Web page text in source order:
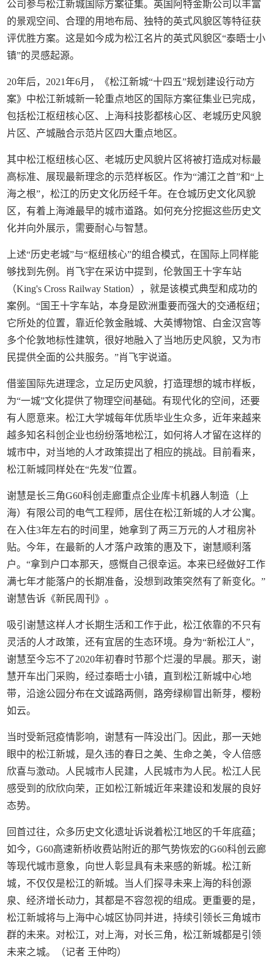
公司参与松江新城国际方案征集。英国阿特金斯公司以丰富
的景观空间、合理的用地布局、独特的英式风貌区等特征获
评优胜方案。这是如今成为松江名片的英式风貌区“泰晤士小
镇”的灵感起源。
20年后，2021年6月，《松江新城“十四五”规划建设行动方
案》中松江新城新一轮重点地区的国际方案征集业已完成，
包括松江枢纽核心区、上海科技影都核心区、老城历史风貌
片区、产城融合示范片区四大重点地区。
其中松江枢纽核心区、老城历史风貌片区将被打造成对标最
高标准、展现最新理念的示范样板区。作为“浦江之首”和“上
海之根”，松江的历史文化历经千年。在仓城历史文化风貌
区，有着上海滩最早的城市道路。如何充分挖掘这些历史文
化并向外展示，需要耐心与智慧。
上述“历史老城”与“枢纽核心”的组合模式，在国际上同样能
够找到先例。肖飞宇在采访中提到，伦敦国王十字车站
（King's Cross Railway Station），就是该模式典型和成功的
案例。“国王十字车站，本身是欧洲重要而强大的交通枢纽；
它所处的位置，靠近伦敦金融城、大英博物馆、白金汉宫等
多个伦敦地标性建筑，很好地融入了当地历史风貌，又为市
民提供全面的公共服务。”肖飞宇说道。
借鉴国际先进理念，立足历史风貌，打造理想的城市样板，
为“一城”文化提供了物理空间基础。有现代化的空间，还要
有人愿意来。松江大学城每年优质毕业生众多，近年来越来
越多知名科创企业也纷纷落地松江，如何将人才留在这样的
城市中，对当地的人才政策提出了相应的挑战。目前看来，
松江新城同样处在“先发”位置。
谢慧是长三角G60科创走廊重点企业库卡机器人制造（上
海）有限公司的电气工程师，居住在松江新城的人才公寓。
在入住3年左右的时间里，她拿到了两三万元的人才租房补
贴。今年，在最新的人才落户政策的惠及下，谢慧顺利落
户。“拿到户口本那天，感慨自己很幸运。本来已经做好工作
满七年才能落户的长期准备，没想到政策突然有了新变化。”
谢慧告诉《新民周刊》。
吸引谢慧这样人才长期生活和工作于此，松江依靠的不只有
灵活的人才政策，还有宜居的生态环境。身为“新松江人”，
谢慧至今忘不了2020年初春时节那个烂漫的早晨。那天，谢
慧开车出门采购，经过泰晤士小镇，直到松江新城中心地
带，沿途公园分布在文诚路两侧，路旁绿柳冒出新芽，樱粉
如云。
当时受新冠疫情影响，谢慧有一阵没出门。因此，那一天她
眼中的松江新城，是久违的春日之美、生命之美，令人倍感
欣喜与激动。人民城市人民建，人民城市为人民。松江人民
感受到的欣欣向荣，正如松江新城近年来建设和发展的良好
态势。
回首过往，众多历史文化遗址诉说着松江地区的千年底蕴；
如今，G60高速新桥收费站附近的那气势恢宏的G60科创云廊
等现代城市意象，向世人彰显具有未来感的新城。松江新
城，不仅仅是松江的新城。当人们探寻未来上海的科创源
泉、经济增长动力，其都是不容忽视的组成。更重要的是，
松江新城将与上海中心城区协同并进，持续引领长三角城市
群的未来。对松江，对上海，对长三角，松江新城都是引领
未来之城。（记者 王仲昀）